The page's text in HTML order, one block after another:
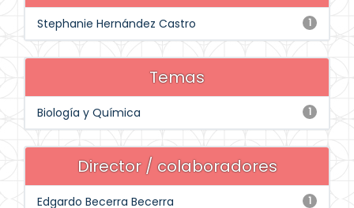
1
Stephanie Hernández Castro
Temas
1
Biología y Química
Director / colaboradores
1
Edgardo Becerra Becerra